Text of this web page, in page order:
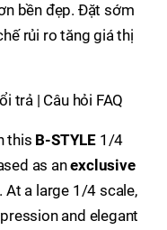
bền đẹp. Đặt sớm
rủi ro tăng giá thị
trả | Câu hỏi FAQ
this B-STYLE 1/4
as anexclusive
a large 1/4 scale,
and elegant